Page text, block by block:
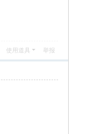
使用道具 举报